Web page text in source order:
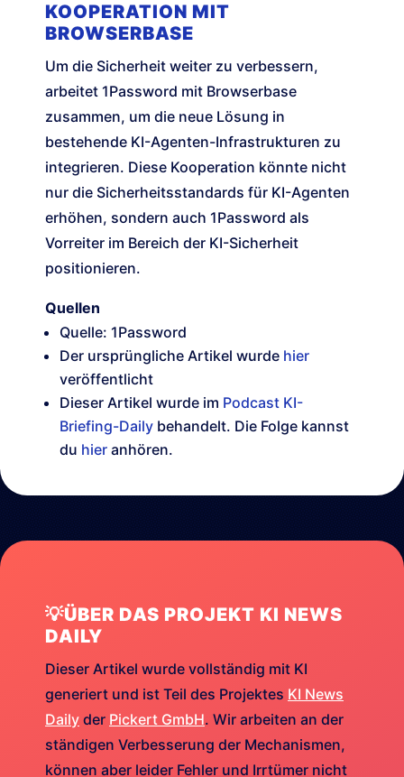
KOOPERATION MIT
BROWSERBASE
Um die Sicherheit weiter zu verbessern,
arbeitet 1Password mit Browserbase
zusammen, um die neue Lösung in
bestehende KI-Agenten-Infrastrukturen zu
integrieren. Diese Kooperation könnte nicht
nur die Sicherheitsstandards für KI-Agenten
erhöhen, sondern auch 1Password als
Vorreiter im Bereich der KI-Sicherheit
positionieren.
Quellen
Quelle: 1Password
Der ursprüngliche Artikel wurde hier
veröffentlicht
Dieser Artikel wurde im Podcast KI-
Briefing-Daily behandelt. Die Folge kannst
du hier anhören.
💡ÜBER DAS PROJEKT KI NEWS
DAILY
Dieser Artikel wurde vollständig mit KI
generiert und ist Teil des Projektes KI News
Daily der Pickert GmbH. Wir arbeiten an der
ständigen Verbesserung der Mechanismen,
können aber leider Fehler und Irrtümer nicht